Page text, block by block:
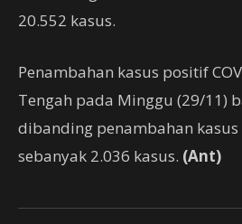
20.552 kasus.
Penambahan kasus positif
Tengah pada Minggu (29/11)
dibanding penambahan kasus
sebanyak 2.036 kasus. (Ant)